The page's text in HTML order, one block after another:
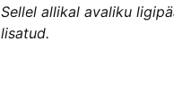
Sellel allikal avaliku
lisatud.